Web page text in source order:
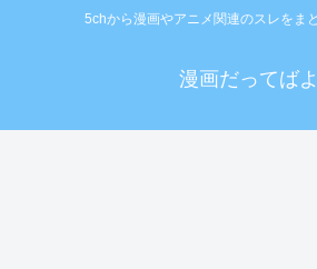
5chから漫画やアニメ関連のスレをま
漫画だってばよ